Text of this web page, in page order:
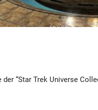
“Star Trek Universe